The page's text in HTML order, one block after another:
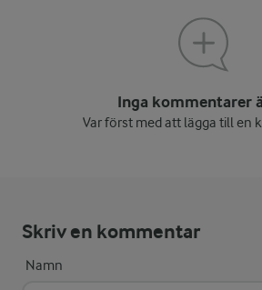
Inga kommentarer
Var först med att lägga till en
Skriv en kommentar
Namn